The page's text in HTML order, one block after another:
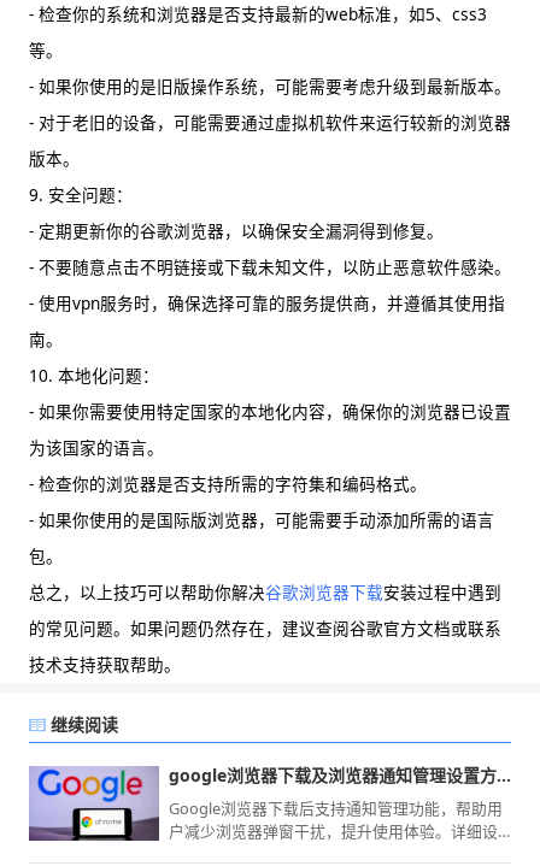
- 检查你的系统和浏览器是否支持最新的web标准，如5、css3
等。
- 如果你使用的是旧版操作系统，可能需要考虑升级到最新版本。
- 对于老旧的设备，可能需要通过虚拟机软件来运行较新的浏览器
版本。
9. 安全问题：
- 定期更新你的谷歌浏览器，以确保安全漏洞得到修复。
- 不要随意点击不明链接或下载未知文件，以防止恶意软件感染。
- 使用vpn服务时，确保选择可靠的服务提供商，并遵循其使用指
南。
10. 本地化问题：
- 如果你需要使用特定国家的本地化内容，确保你的浏览器已设置
为该国家的语言。
- 检查你的浏览器是否支持所需的字符集和编码格式。
- 如果你使用的是国际版浏览器，可能需要手动添加所需的语言
包。
总之，以上技巧可以帮助你解决谷歌浏览器下载安装过程中遇到
的常见问题。如果问题仍然存在，建议查阅谷歌官方文档或联系
技术支持获取帮助。
继续阅读
google浏览器下载及浏览器通知管理设置方法
Google浏览器下载后支持通知管理功能，帮助用
户减少浏览器弹窗干扰，提升使用体验。详细设